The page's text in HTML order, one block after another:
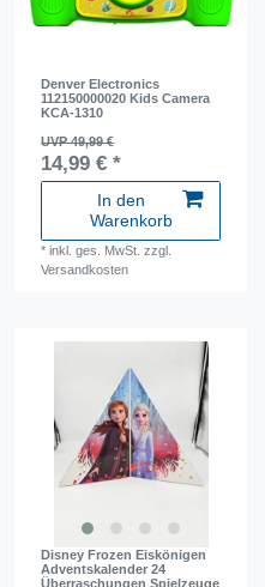
Denver Electronics
112150000020 Kids Camera
KCA-1310
UVP 49,99 €
14,99 € *
In den
Warenkorb
*inkl. ges. MwSt. zzgl.
Versandkosten
Disney Frozen Eiskönigen
Adventskalender 24
Überraschungen Spielzeuge